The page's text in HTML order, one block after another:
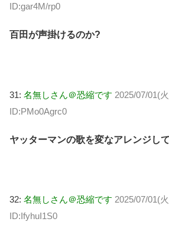
ID:gar4M/rp0
百田が声掛けるのか?
31: 名無しさん＠恐縮です 2025/07/01(
ID:PMo0Agrc0
ヤッターマンの歌を変なアレンジし
32: 名無しさん＠恐縮です 2025/07/01(
ID:IfyhuI1S0